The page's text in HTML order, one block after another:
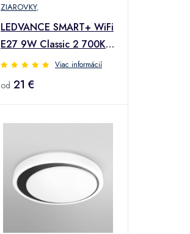
ZIAROVKY,
LEDVANCE SMART+ WiFi
E27 9W Classic 2 700K
3ks
Viac informácií
od 21 €